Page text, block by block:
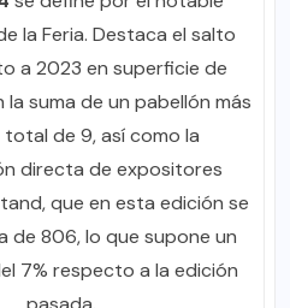
la Feria. Destaca el salto
a 2023 en superficie de
suma de un pabellón más
de 9, así como la
directa de expositores
que en esta edición se
de 806, lo que supone un
7% respecto a la edición